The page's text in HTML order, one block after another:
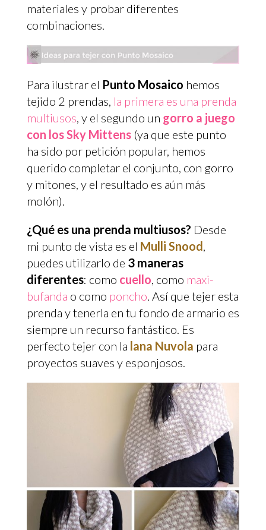
materiales y probar diferentes
combinaciones.
Para ilustrar el Punto Mosaico hemos
tejido 2 prendas, la primera es una prenda
multiusos , y el segundo un gorro a juego
con los Sky Mittens(ya que este punto
ha sido por petición popular, hemos
querido completar el conjunto, con gorro
y mitones, y el resultado es aún más
molón).
¿Qué es una prenda multiusos? Desde
mi punto de vista es el Mulli Snood
puedes utilizarlo de 3 maneras
diferentes: como cuello , como maxi-
bufanda o como poncho . Así que tejer esta
prenda y tenerla en tu fondo de armario es
siempre un recurso fantástico. Es
perfecto tejer con la lana Nuvola para
proyectos suaves y esponjosos.